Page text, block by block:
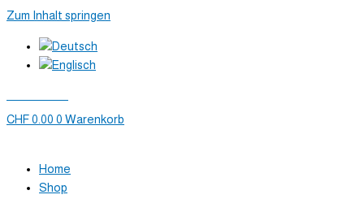
Zum Inhalt springen
CHF0.00 0 Warenkorb
Home
Shop